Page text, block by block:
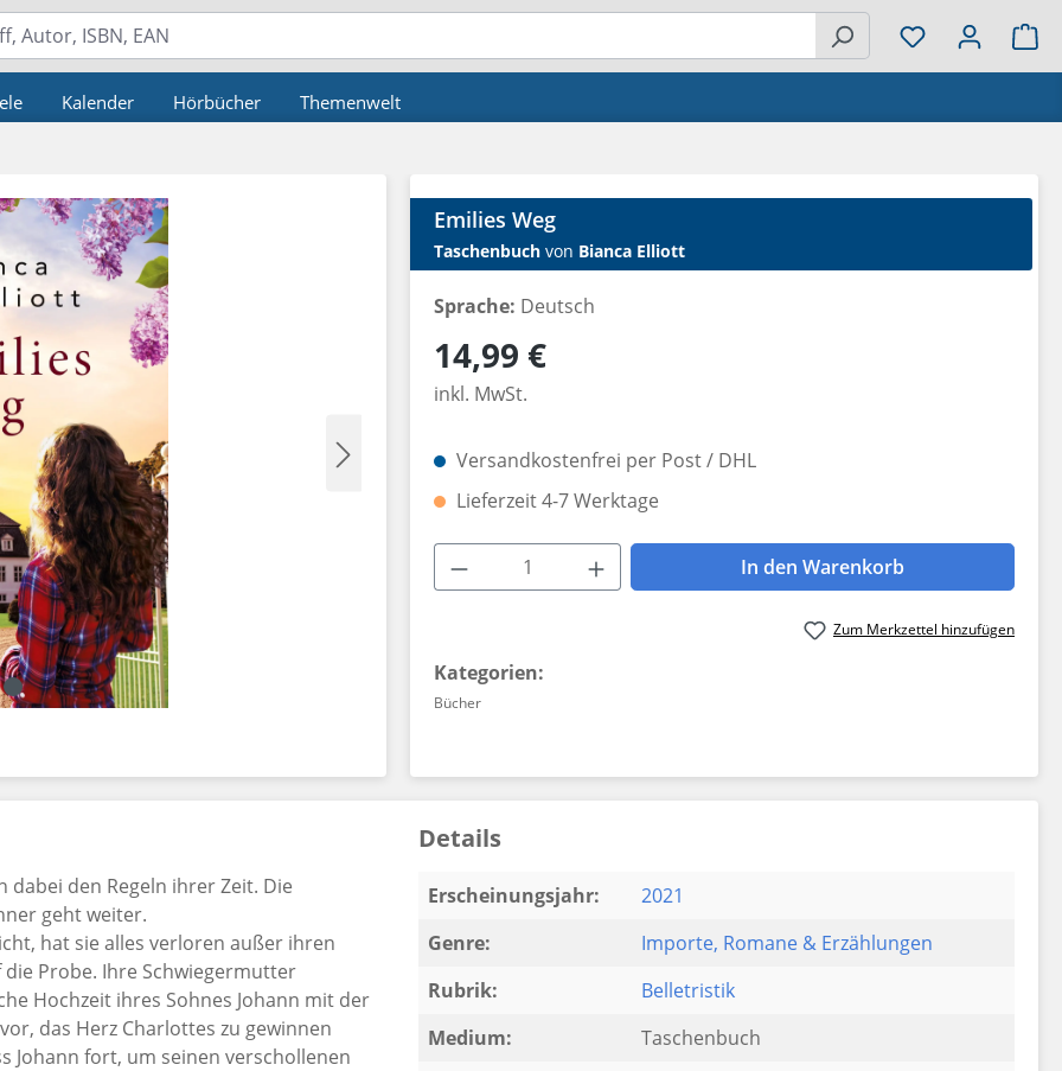
Kalender Hörbücher Themenwelt
Emilies Weg
Taschenbuch von Bianca Elliott
Sprache: Deutsch
Regulärer Preis:
14,99 €
inkl. MwSt.
Versandkostenfrei per Post / DHL
Lieferzeit 4-7 Werktage
Produkt Anzahl: Gib den gewünschten Wert
In den Warenkorb
Zum Merkzettel hinzufügen
Kategorien:
Bücher
den Regeln ihrer Zeit. Die
geht weiter.
hat sie alles verloren außer ihren
Probe. Ihre Schwiegermutter
Hochzeit ihres Sohnes Johann mit der
das Herz Charlottes zu gewinnen
Johann fort, um seinen verschollenen
Details
Erscheinungsjahr:
2021
Genre:
Importe, Romane & Erzählungen
Rubrik:
Belletristik
Medium:
Taschenbuch